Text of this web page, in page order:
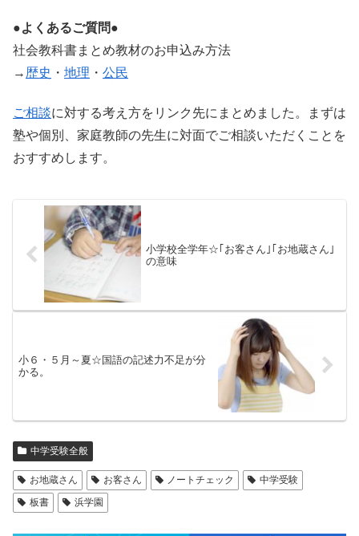
●よくあるご質問●
社会教科書まとめ教材のお申込み方法
→ 歴史 ・ 地理 ・ 公民
ご相談に対する考え方をリンク先にまとめました。まずは
塾や個別、家庭教師の先生に対面でご相談いただくことを
おすすめします。
小学校全学年☆｢お客さん｣｢お地蔵さん｣
の意味
小６・５月～夏☆国語の記述力不足が分
かる。
中学受験全般
お地蔵さん お客さん ノートチェック
中学受験
板書
浜学園